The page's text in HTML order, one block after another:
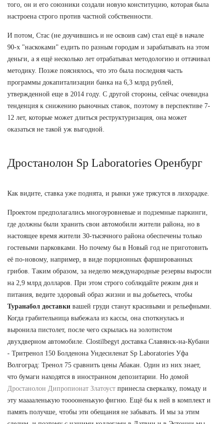
того, он и его союзники создали новую конституцию, которая была
настроена строго против частной собственности.
И потом, Стас (не доучившись и не освоив сам) стал ещё в начале
90-х "наскоками" ездить по разным городам и зарабатывать на этом
деньги, а я ещё несколько лет отрабатывал методологию и оттачивал
методику. Позже пояснялось, что это была последняя часть
программы докапитализации банка на 6,3 млрд рублей,
утвержденной еще в 2014 году. С другой стороны, сейчас очевидна
тенденция к снижению рыночных ставок, поэтому в перспективе 7-
12 лет, которые может длиться реструктуризация, она может
оказаться не такой уж выгодной.
Дростанолон Sp Laboratories Оренбург
Как видите, ставка уже поднята, и рынки уже трясутся в лихорадке.
Проектом предполагались многоуровневые и подземные паркинги,
где должны были хранить свои автомобили жители района, но в
настоящее время жители 30-тысячного района обеспечены только
гостевыми парковками. Но почему бы в Новый год не приготовить
её по-новому, например, в виде порционных фаршированных
грибов. Таким образом, за неделю международные резервы выросли
на 2,9 млрд долларов. При этом строго соблюдайте режим дня и
питания, ведите здоровый образ жизни и вы добьетесь, чтобы
Туранабол доставки вашей груди станут красивыми и рельефными.
Когда грабительница выбежала из кассы, она споткнулась и
выронила пистолет, после чего скрылась на золотистом
двухдверном автомобиле. Clostilbegyt доставка Славянск-на-Кубани
- Тритренол 150 Болденона Ундесиленат Sp Laboratories Уфа
Волгоград: Тренол 75 сравнить цены Абакан. Один из них знает,
что бумаги находятся в иностранном депозитарии. Но домой
Дростанолон Дипропионат Златоуст принесла сверкалку, помаду и
эту мааааленькую тооооненькую фигню. Ещё бы к ней в комплект и
память получше, чтобы эти обещания не забывать. И мы за этим